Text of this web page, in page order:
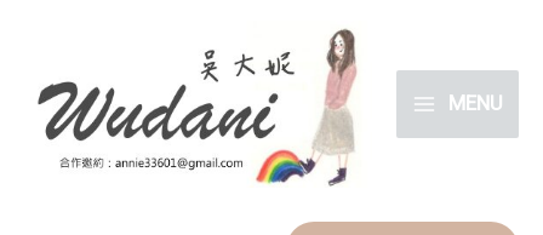
MENU